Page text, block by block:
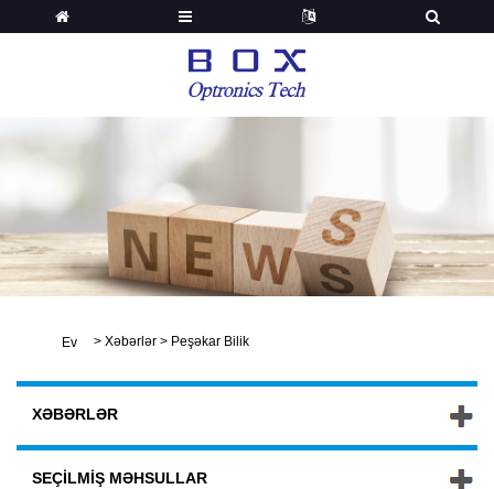
Ev > Xəbərlər > Peşəkar Bilik
XƏBƏRLƏR
SEÇILMIŞ MƏHSULLAR